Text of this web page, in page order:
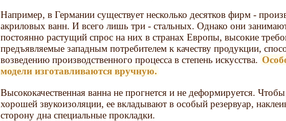
Например, в Германии существует несколько десятков фирм -
акриловых ванн. И всего лишь три - стальных. Однако они
постоянно растущий спрос на них в странах Европы, высокие
предъявляемые западным потребителем к качеству продукции,
возведению производственного процесса в степень искусства.
модели изготавливаются вручную.
Высококачественная ванна не прогнется и не деформируется.
хорошей звукоизоляции, ее вкладывают в особый резервуар,
сторону дна специальные прокладки.